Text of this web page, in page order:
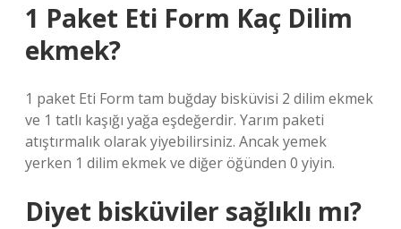
1 Paket Eti Form Kaç Dilim
ekmek?
1 paket Eti Form tam buğday bisküvisi 2 dilim ekmek
ve 1 tatlı kaşığı yağa eşdeğerdir. Yarım paketi
atıştırmalık olarak yiyebilirsiniz. Ancak yemek
yerken 1 dilim ekmek ve diğer öğünden 0 yiyin.
Diyet bisküviler sağlıklı mı?